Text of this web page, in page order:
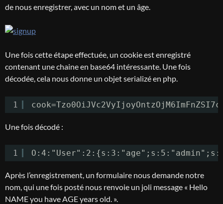
de nous enregistrer, avec un nom et un âge.
Une fois cette étape effectuée, un cookie est enregistré
contenant une chaine en base64 intéressante. Une fois
décodée, cela nous donne un objet serializé en php.
1
Une fois décodé :
1
Après l’enregistrement, un formulaire nous demande notre
nom, qui une fois posté nous renvoie un joli message « Hello
NAME you have AGE years old. ».